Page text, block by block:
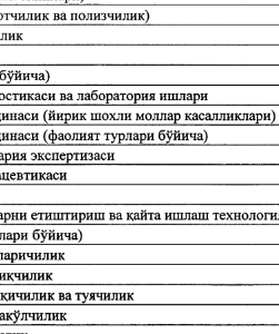
kimyo fanlari
abituriyentlar